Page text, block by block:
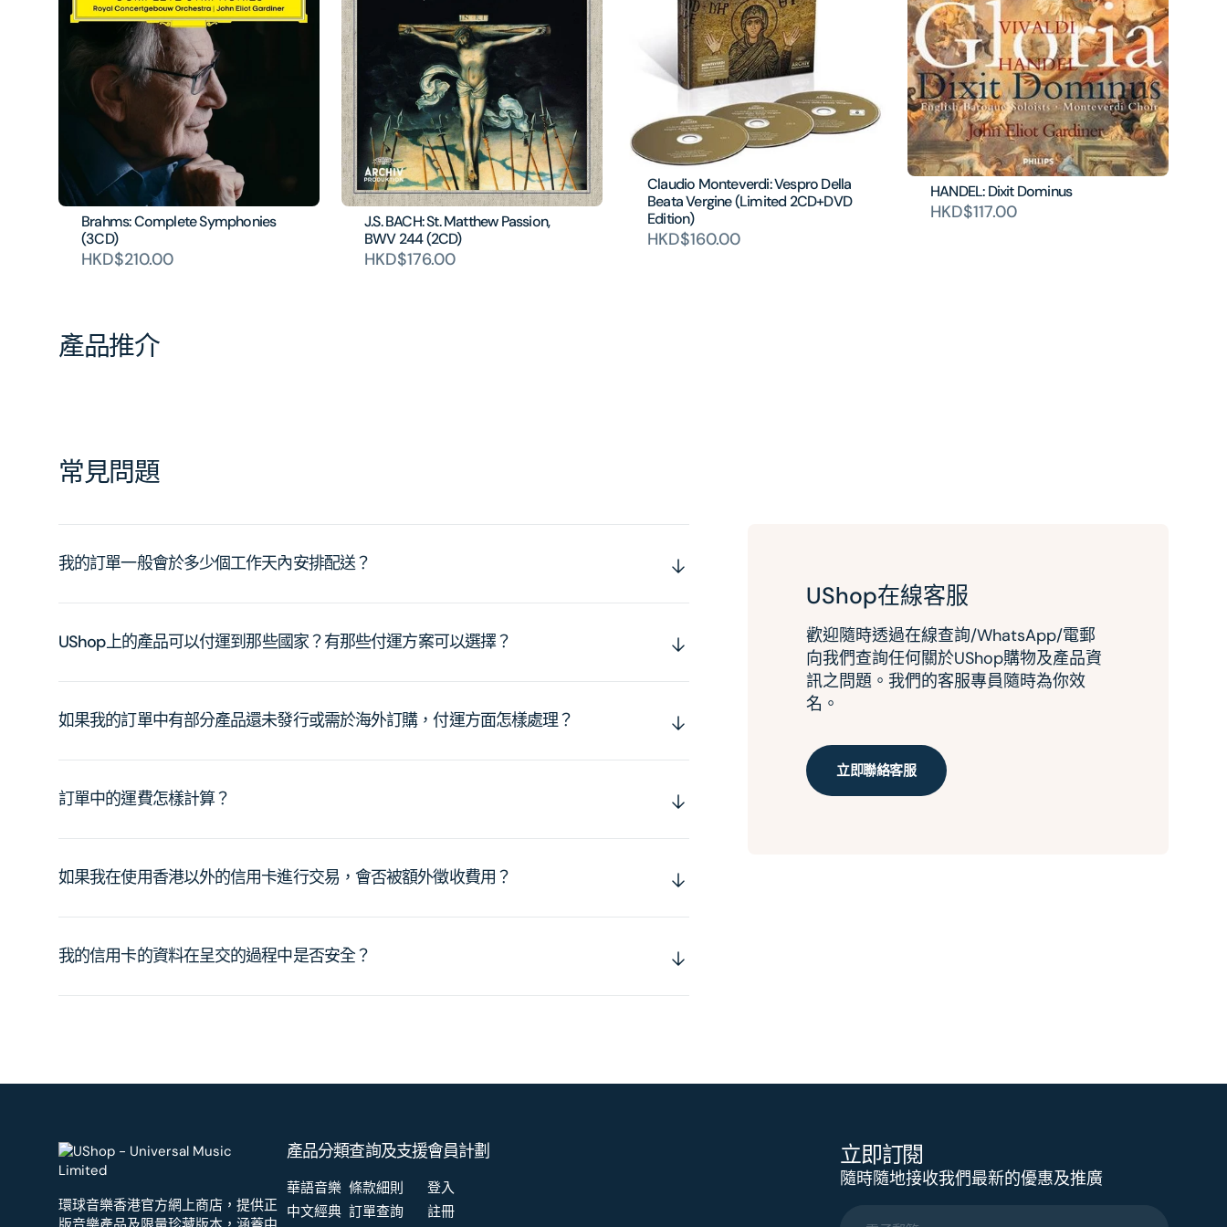
Brahms: Complete Symphonies
(3CD)
HKD$210.00
J.S. BACH: St. Matthew Passion,
BWV 244 (2CD)
HKD$176.00
Claudio Monteverdi: Vespro Della
Beata Vergine (Limited 2CD+DVD
Edition)
HKD$160.00
HANDEL: Dixit Dominus
HKD$117.00
產品推介
常見問題
我的訂單一般會於多少個工作天內安排配送？
UShop上的產品可以付運到那些國家？有那些付運方案可以選擇？
如果我的訂單中有部分產品還未發行或需於海外訂購，付運方面怎樣處理？
訂單中的運費怎樣計算？
如果我在使用香港以外的信用卡進行交易，會否被額外徵收費用？
我的信用卡的資料在呈交的過程中是否安全？
UShop在線客服
歡迎隨時透過在線查詢/WhatsApp/電郵
向我們查詢任何關於UShop購物及產品資
訊之問題。我們的客服專員隨時為你效
名。
立即聯絡客服
環球音樂香港官方網上商店，提供正
產品分類
華語音樂
中文經典
查詢及支援
條款細則
訂單查詢
會員計劃
登入
註冊
立即訂閱
隨時隨地接收我們最新的優惠及推廣